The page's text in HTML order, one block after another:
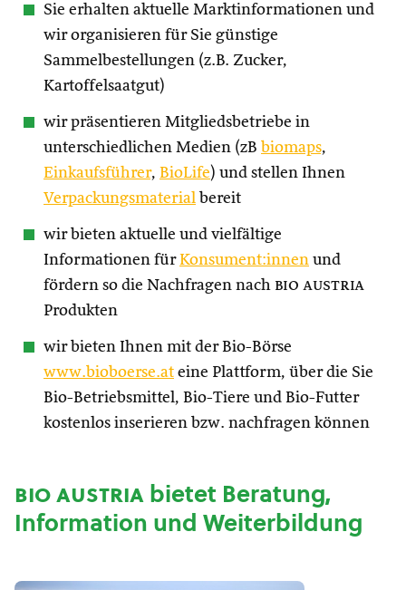
Sie erhalten aktuelle Marktinformationen und
wir organisieren für Sie günstige
Sammelbestellungen (z.B. Zucker,
Kartoffelsaatgut)
wir präsentieren Mitgliedsbetriebe in
unterschiedlichen Medien (zB biomaps,
Einkaufsführer, BioLife) und stellen Ihnen
Verpackungsmaterial bereit
wir bieten aktuelle und vielfältige
Informationen fürKonsument:innen und
fördern so die Nachfragen nach bio austria
Produkten
wir bieten Ihnen mit der Bio-Börse
www.bioboerse.at eine Plattform, über die Sie
Bio-Betriebsmittel, Bio-Tiere und Bio-Futter
kostenlos inserieren bzw. nachfragen können
bio austriabietet Beratung,
Information und Weiterbildung